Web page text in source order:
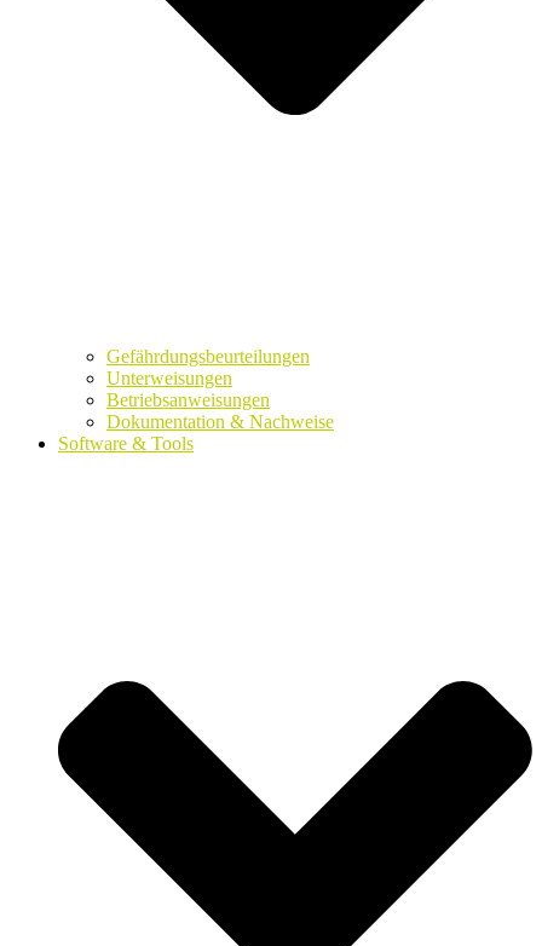
Gefährdungsbeurteilungen
Unterweisungen
Betriebsanweisungen
Dokumentation & Nachweise
Software & Tools